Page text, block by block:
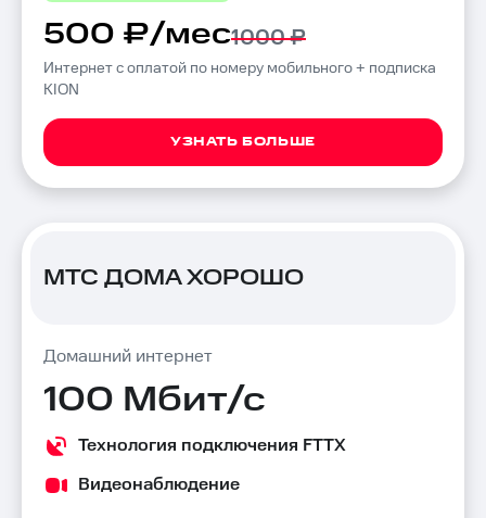
500 ₽/мес1000 ₽
Интернет с оплатой по номеру мобильного + подписка
KION
УЗНАТЬ БОЛЬШЕ
МТС ДОМА ХОРОШО
Домашний интернет
100 Мбит/с
Технология подключения FTTX
Видеонаблюдение